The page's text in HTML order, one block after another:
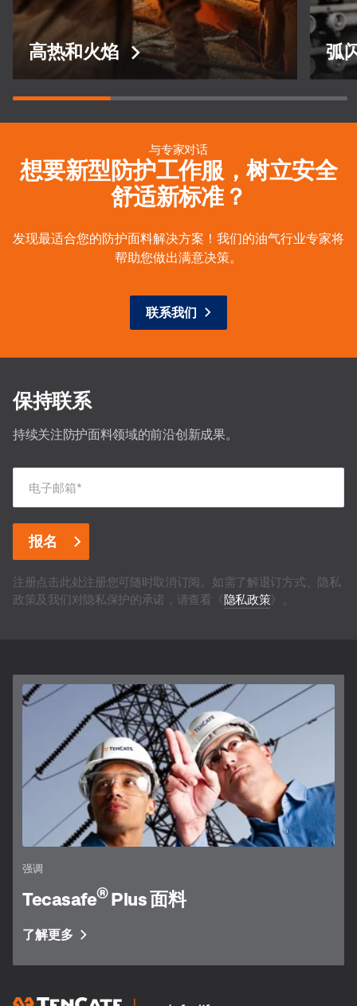
高热和火焰
高热和火焰
透气阻燃（FR）面料可防止金属熔融、火焰
以及辐射热，避免灼伤和热应力。
弧
弧
与专家对话
想要新型防护工作服，树立安全
舒适新标准？
发现最适合您的防护面料解决方案！我们的油气行业专家将
帮助您做出满意决策。
联系我们
保持联系
持续关注防护面料领域的前沿创新成果。
电子邮箱*
注册点击此处注册您可随时取消订阅。如需了解退订方式、隐私
政策及我们对隐私保护的承诺，请查看《隐私政策》。
强调
Tecasafe®Plus 面料
了解更多